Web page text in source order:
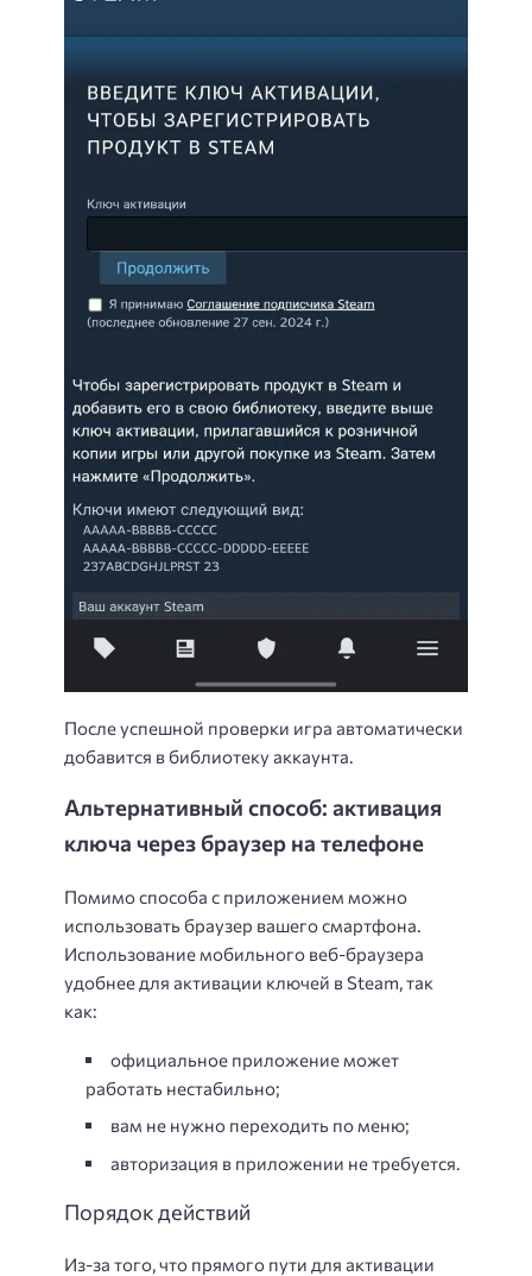
После успешной проверки игра автоматически
добавится в библиотеку аккаунта.
Альтернативный способ: активация
ключа через браузер на телефоне
Помимо способа с приложением можно
использовать браузер вашего смартфона.
Использование мобильного веб-браузера
удобнее для активации ключей в Steam, так
как:
официальное приложение может
работать нестабильно;
вам не нужно переходить по меню;
авторизация в приложении не требуется.
Порядок действий
Из-за того, что прямого пути для активации